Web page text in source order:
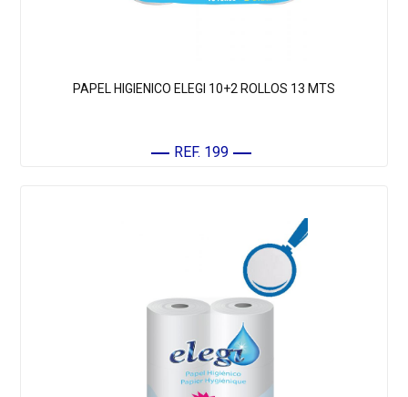
PAPEL HIGIENICO ELEGI 10+2 ROLLOS 13 MTS
REF. 199